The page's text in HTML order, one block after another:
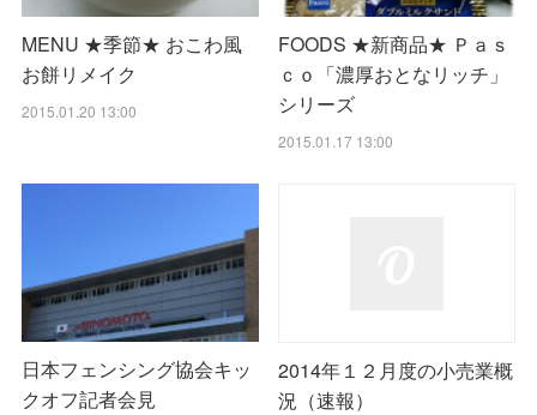
MENU ★季節★ おこわ風
お餅リメイク
2015.01.20 13:00
FOODS ★新商品★ Ｐａｓ
ｃｏ「濃厚おとなリッチ」
シリーズ
2015.01.17 13:00
日本フェンシング協会キッ
クオフ記者会見
2014年１２月度の小売業概
況（速報）